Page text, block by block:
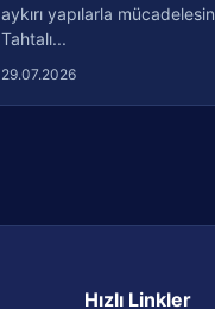
aykırı yapılarla
Tahtalı...
29.07.2026
Hızlı Linkler